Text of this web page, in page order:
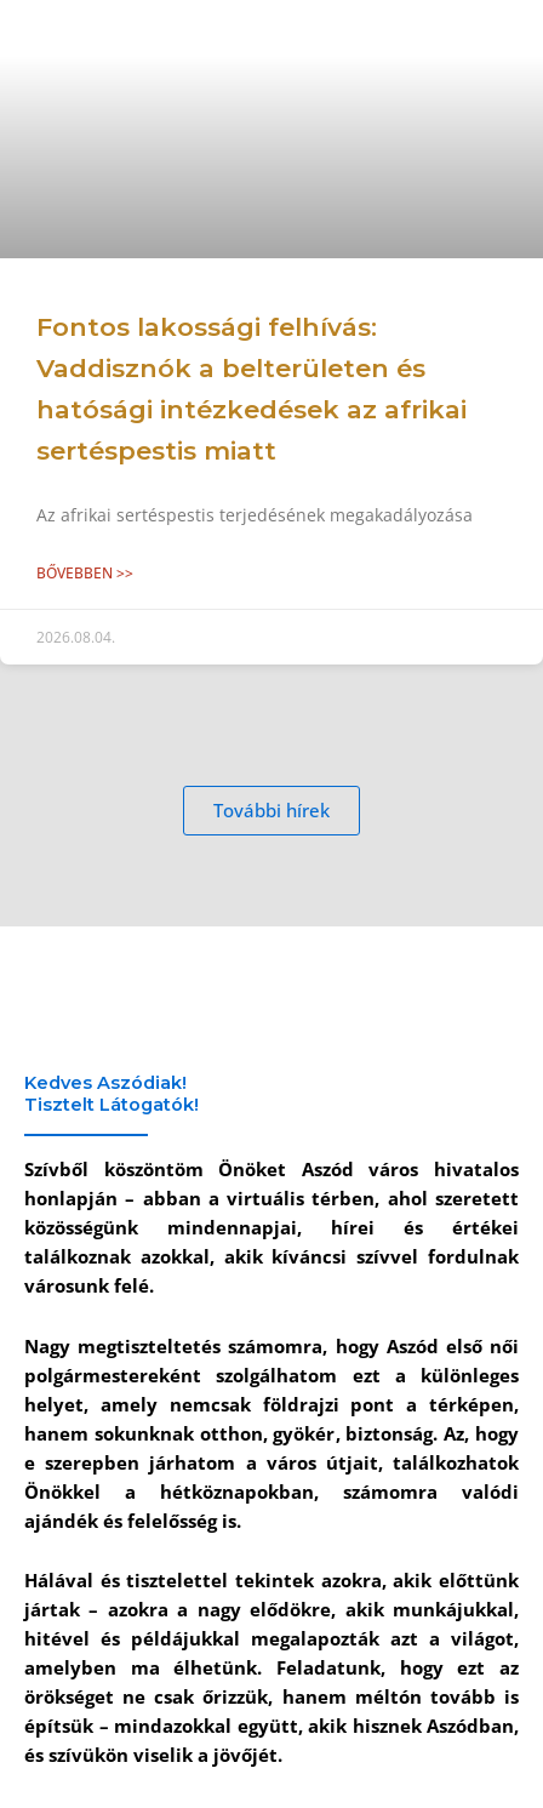
Fontos lakossági felhívás:
Vaddisznók a belterületen és
hatósági intézkedések az afrikai
sertéspestis miatt
Az afrikai sertéspestis terjedésének megakadályozása
BŐVEBBEN >>
2026.08.04.
További hírek
Kedves Aszódiak!
Tisztelt Látogatók!
Szívből köszöntöm Önöket Aszód város hivatalos
honlapján – abban a virtuális térben, ahol szeretett
közösségünk mindennapjai, hírei és értékei
találkoznak azokkal, akik kíváncsi szívvel fordulnak
városunk felé.
Nagy megtiszteltetés számomra, hogy Aszód első női
polgármestereként szolgálhatom ezt a különleges
helyet, amely nemcsak földrajzi pont a térképen,
hanem sokunknak otthon, gyökér, biztonság. Az, hogy
e szerepben járhatom a város útjait, találkozhatok
Önökkel a hétköznapokban, számomra valódi
ajándék és felelősség is.
Hálával és tisztelettel tekintek azokra, akik előttünk
jártak – azokra a nagy elődökre, akik munkájukkal,
hitével és példájukkal megalapozták azt a világot,
amelyben ma élhetünk. Feladatunk, hogy ezt az
örökséget ne csak őrizzük, hanem méltón tovább is
építsük – mindazokkal együtt, akik hisznek Aszódban,
és szívükön viselik a jövőjét.